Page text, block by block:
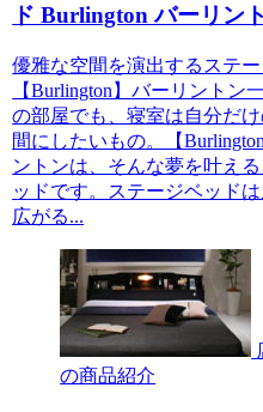
ド Burlington バーリン
優雅な空間を演出するステ
【Burlington】バーリントン
の部屋でも、寝室は自分だ
間にしたいもの。【
ントンは、そんな夢を叶え
ッドです。ステージベッドは
広がる...
の商品紹介